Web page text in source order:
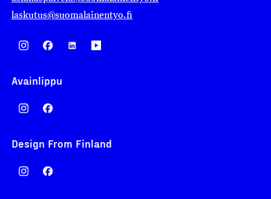
laskutus@suomalainentyo.fi
Avainlippu
Design From Finland